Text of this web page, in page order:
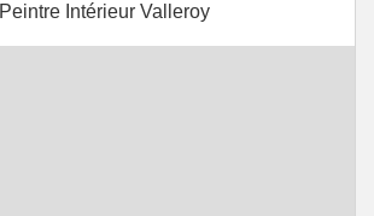
Peintre Intérieur Valleroy